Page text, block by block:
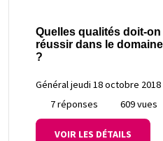
Quelles qualités doit-
réussir dans le
?
Généraljeudi 18 octobre 2018
7 réponses
609 vues
VOIR LES DÉTAILS